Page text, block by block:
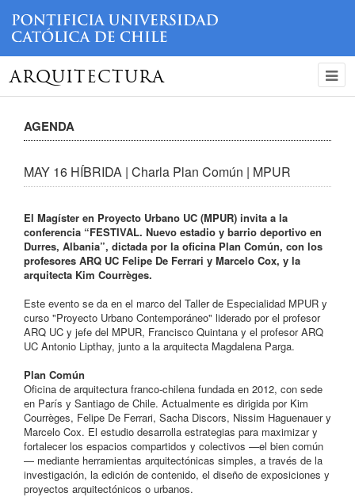
ARQUITECTURA
AGENDA
MAY 16 HÍBRIDA | Charla Plan Común | MPUR
El Magíster en Proyecto Urbano UC (MPUR) invita a la
conferencia “FESTIVAL. Nuevo estadio y barrio deportivo en
Durres, Albania”, dictada por la oficina Plan Común, con los
profesores ARQ UC Felipe De Ferrari y Marcelo Cox, y la
arquitecta Kim Courrèges.
Este evento se da en el marco del Taller de Especialidad MPUR y
curso "Proyecto Urbano Contemporáneo" liderado por el profesor
ARQ UC y jefe del MPUR, Francisco Quintana y el profesor ARQ
UC Antonio Lipthay, junto a la arquitecta Magdalena Parga.
Plan Común
Oficina de arquitectura franco-chilena fundada en 2012, con sede
en París y Santiago de Chile. Actualmente es dirigida por Kim
Courrèges, Felipe De Ferrari, Sacha Discors, Nissim Haguenauer y
Marcelo Cox. El estudio desarrolla estrategias para maximizar y
fortalecer los espacios compartidos y colectivos —el bien común
— mediante herramientas arquitectónicas simples, a través de la
investigación, la edición de contenido, el diseño de exposiciones y
proyectos arquitectónicos o urbanos.